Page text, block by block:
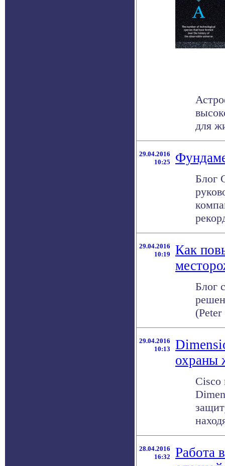
для
29.04.2016
10:25
Блог
29.04.2016
10:19
Как
Блог
29.04.2016
10:13
охраны
Cisco
28.04.2016
16:32
Работа